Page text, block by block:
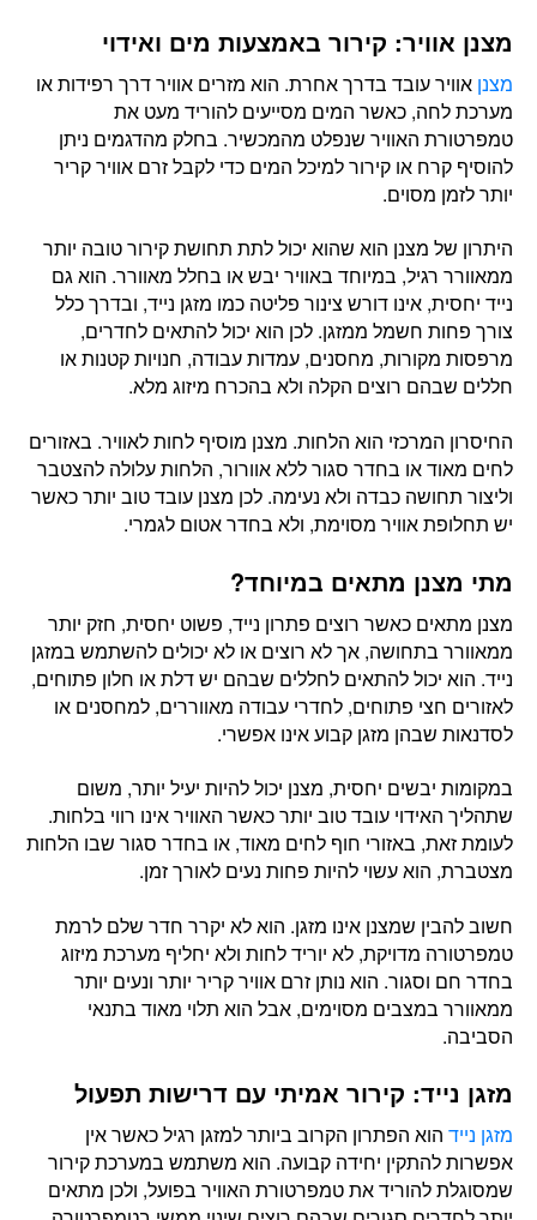
מצנן אוויר: קירור באמצעות מים ואידוי
מצנן אוויר עובד בדרך אחרת. הוא מזרים אוויר דרך רפידות או
מערכת לחה, כאשר המים מסייעים להוריד מעט את
טמפרטורת האוויר שנפלט מהמכשיר. בחלק מהדגמים ניתן
להוסיף קרח או קירור למיכל המים כדי לקבל זרם אוויר קריר
יותר לזמן מסוים.
היתרון של מצנן הוא שהוא יכול לתת תחושת קירור טובה יותר
ממאוורר רגיל, במיוחד באוויר יבש או בחלל מאוורר. הוא גם
נייד יחסית, אינו דורש צינור פליטה כמו מזגן נייד, ובדרך כלל
צורך פחות חשמל ממזגן. לכן הוא יכול להתאים לחדרים,
מרפסות מקורות, מחסנים, עמדות עבודה, חנויות קטנות או
חללים שבהם רוצים הקלה ולא בהכרח מיזוג מלא.
החיסרון המרכזי הוא הלחות. מצנן מוסיף לחות לאוויר. באזורים
לחים מאוד או בחדר סגור ללא אוורור, הלחות עלולה להצטבר
וליצור תחושה כבדה ולא נעימה. לכן מצנן עובד טוב יותר כאשר
יש תחלופת אוויר מסוימת, ולא בחדר אטום לגמרי.
מתי מצנן מתאים במיוחד?
מצנן מתאים כאשר רוצים פתרון נייד, פשוט יחסית, חזק יותר
ממאוורר בתחושה, אך לא רוצים או לא יכולים להשתמש במזגן
נייד. הוא יכול להתאים לחללים שבהם יש דלת או חלון פתוחים,
לאזורים חצי פתוחים, לחדרי עבודה מאווררים, למחסנים או
לסדנאות שבהן מזגן קבוע אינו אפשרי.
במקומות יבשים יחסית, מצנן יכול להיות יעיל יותר, משום
שתהליך האידוי עובד טוב יותר כאשר האוויר אינו רווי בלחות.
לעומת זאת, באזורי חוף לחים מאוד, או בחדר סגור שבו הלחות
מצטברת, הוא עשוי להיות פחות נעים לאורך זמן.
חשוב להבין שמצנן אינו מזגן. הוא לא יקרר חדר שלם לרמת
טמפרטורה מדויקת, לא יוריד לחות ולא יחליף מערכת מיזוג
בחדר חם וסגור. הוא נותן זרם אוויר קריר יותר ונעים יותר
ממאוורר במצבים מסוימים, אבל הוא תלוי מאוד בתנאי
הסביבה.
מזגן נייד: קירור אמיתי עם דרישות תפעול
מזגן ניידהוא הפתרון הקרוב ביותר למזגן רגיל כאשר אין
אפשרות להתקין יחידה קבועה. הוא משתמש במערכת קירור
שמסוגלת להוריד את טמפרטורת האוויר בפועל, ולכן מתאים